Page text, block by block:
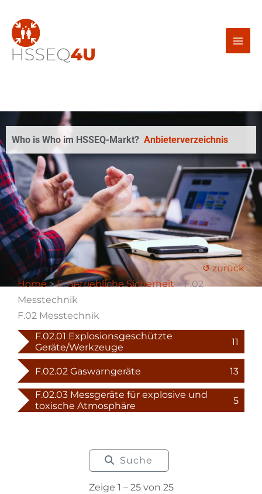
Inhalt
springen
Who is Who im HSSEQ-Markt? Anbieterverzeichnis
↺ zurück
Home>F. Betriebliche Sicherheit> F.02
Messtechnik
F.02 Messtechnik
F.02.01 Explosionsgeschützte
Geräte/Werkzeuge
11
F.02.02 Gaswarngeräte 13
F.02.03 Messgeräte für explosive und
toxische Atmosphäre
5
Suche
Zeige 1 – 25 von 25